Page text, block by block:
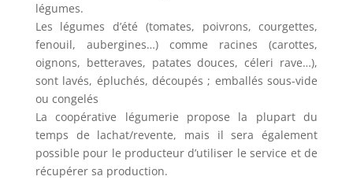
légumes.
Les légumes d’été (tomates, poivrons, courgettes,
fenouil, aubergines…) comme racines (carottes,
oignons, betteraves, patates douces, céleri rave…),
sont lavés, épluchés, découpés ; emballés sous-vide
ou congelés
La coopérative légumerie propose la plupart du
temps de lachat/revente, mais il sera également
possible pour le producteur d’utiliser le service et de
récupérer sa production.